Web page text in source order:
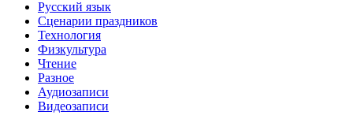
Русский язык
Сценарии праздников
Технология
Физкультура
Чтение
Разное
Аудиозаписи
Видеозаписи